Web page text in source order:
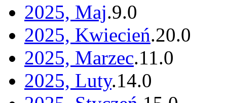
2025, Maj.9.0
2025, Kwiecień.20.0
2025, Marzec.11.0
2025, Luty.14.0